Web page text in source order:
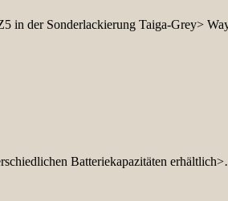
in der Sonderlackierung Taiga-Grey>
Batteriekapazitäten